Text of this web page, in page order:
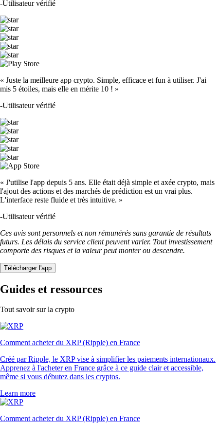
-Utilisateur vérifié
« Juste la meilleure app crypto. Simple, efficace et fun à utiliser. J'ai
mis 5 étoiles, mais elle en mérite 10 ! »
-Utilisateur vérifié
« J'utilise l'app depuis 5 ans. Elle était déjà simple et axée crypto, mais
l'ajout des actions et des marchés de prédiction est un vrai plus.
L'interface reste fluide et très intuitive. »
-Utilisateur vérifié
Ces avis sont personnels et non rémunérés sans garantie de résultats
futurs. Les délais du service client peuvent varier. Tout investissement
comporte des risques et la valeur peut monter ou descendre.
Télécharger l'app
Guides et ressources
Tout savoir sur la crypto
Comment acheter du XRP (Ripple) en France
Créé par Ripple, le XRP vise à simplifier les paiements internationaux.
Apprenez à l'acheter en France grâce à ce guide clair et accessible,
même si vous débutez dans les cryptos.
Learn more
Comment acheter du XRP (Ripple) en France